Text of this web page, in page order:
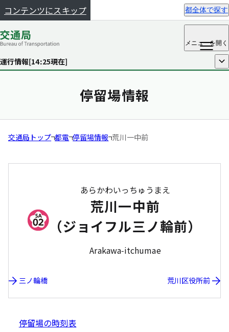
コンテンツにスキップ 都全体で探す
メニューを開く
運行情報[14:25現在] 開く
停留場情報
交通局トップ 都電 停留場情報 荒川一中前
あらかわいっちゅうまえ
荒川一中前
（ジョイフル三ノ輪前）
Arakawa-itchumae
三ノ輪橋 荒川区役所前
停留場の時刻表